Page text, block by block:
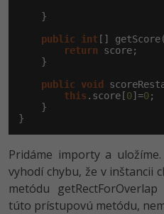
    }
public
int []
return score;
    }
public
void
this .score[0]=0;
    }
}
Pridáme importy a
vyhodí chybu, že v inštancii
metódu
túto prístupovú metódu,